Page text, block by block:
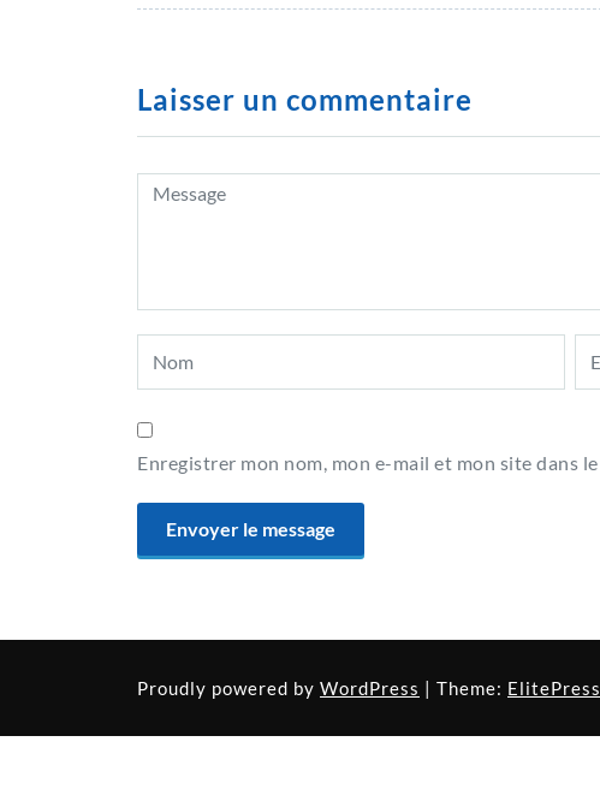
Laisser un commentaire
Enregistrer mon nom, mon e-mail et mon site dans
Proudly powered by WordPress | Theme: ElitePress